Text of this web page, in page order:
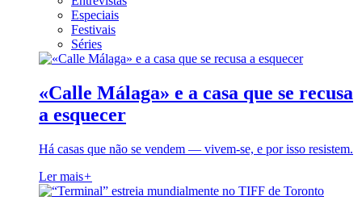
Especiais
Festivais
Séries
«Calle Málaga» e a casa que se recusa
a esquecer
Há casas que não se vendem — vivem-se, e por isso resistem.
Ler mais+